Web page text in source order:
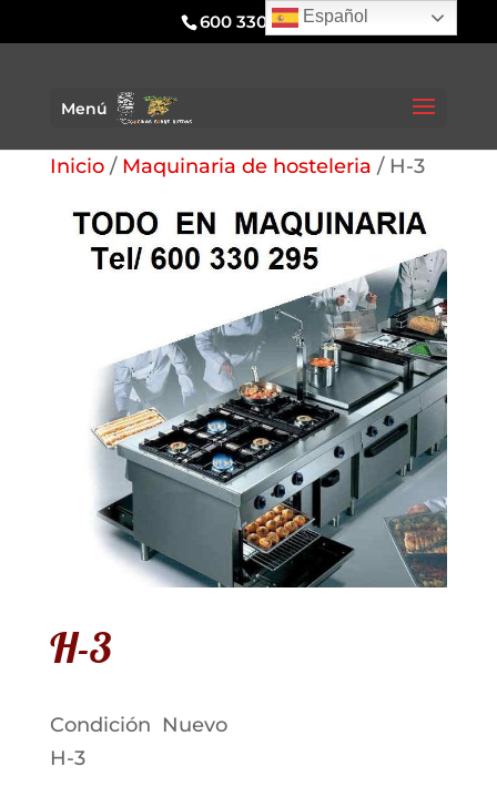
600 330 295
Menú
Inicio/ Maquinaria de hosteleria / H-3
H-3
Condición Nuevo
H-3
Español